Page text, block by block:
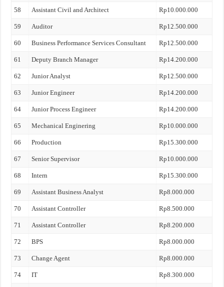
58 Assistant Civil and Architect Rp10.000.000
59 Auditor Rp12.500.000
60 Business Performance Services Consultant Rp12.500.000
61 Deputy Branch Manager Rp14.200.000
62 Junior Analyst Rp12.500.000
63 Junior Engineer Rp14.200.000
64 Junior Process Engineer Rp14.200.000
65 Mechanical Enginering Rp10.000.000
66 Production Rp15.300.000
67 Senior Supervisor Rp10.000.000
68 Intern Rp15.300.000
69 Assistant Business Analyst Rp8.000.000
70 Assistant Controller Rp8.500.000
71 Assistant Controller Rp8.200.000
72 BPS Rp8.000.000
73 Change Agent Rp8.000.000
74 IT Rp8.300.000